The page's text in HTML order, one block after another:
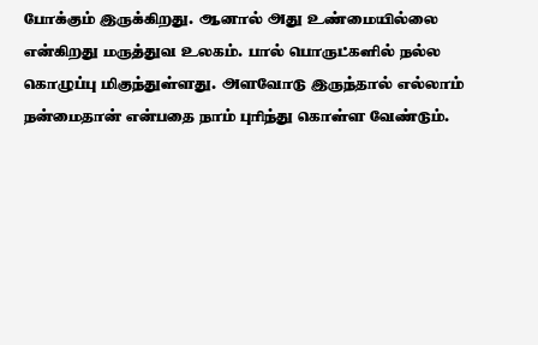
போக்கும் இருக்கிறது. ஆனால் அது உண்மையில்லை
என்கிறது மருத்துவ உலகம். பால் பொருட்களில் நல்ல
கொழுப்பு மிகுந்துள்ளது. அளவோடு இருந்தால் எல்லாம்
நன்மைதான் என்பதை நாம் புரிந்து கொள்ள வேண்டும்.